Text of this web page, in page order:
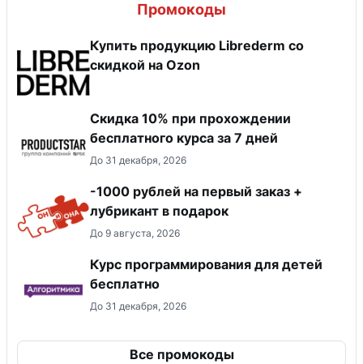
Промокоды
Купить продукцию Librederm со
скидкой на Ozon
Скидка 10% при прохождении
бесплатного курса за 7 дней
До 31 декабря, 2026
-1000 рублей на первый заказ +
лубрикант в подарок
До 9 августа, 2026
Курс программирования для детей
бесплатно
До 31 декабря, 2026
Все промокоды